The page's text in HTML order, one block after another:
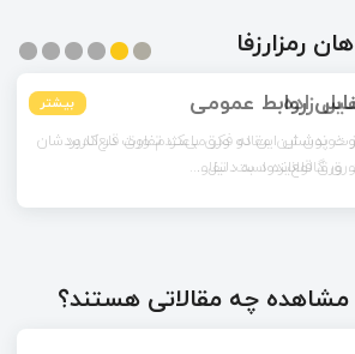
رمزارزفا
بیشتر زاده بیشتر
خوندن این مقاله فکر می‌کردم ورق قلع‌اندود
گالوانیزه است. تفاو...
بیشتر
بیشتر
بیشتر
بیشتر
مشاهده چه مقالاتی هستند؟